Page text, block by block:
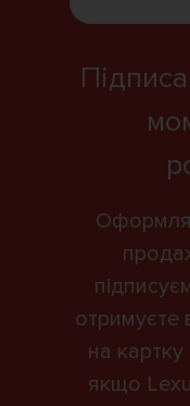
отримуєте
на картку
якщо